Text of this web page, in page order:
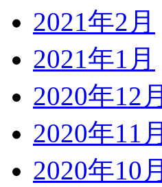
2021年2月
2021年1月
2020年12月
2020年11月
2020年10月